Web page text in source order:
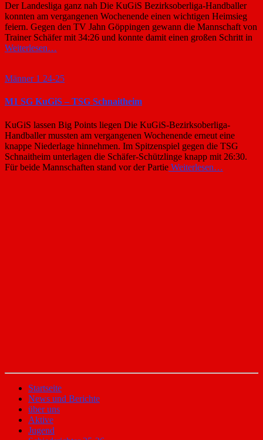
Der Landesliga ganz nah Die KuGiS Bezirksoberliga-Handballer
konnten am vergangenen Wochenende einen wichtigen Heimsieg
feiern. Gegen den TV Jahn Göppingen gewann die Mannschaft von
Trainer Schäfer mit 34:26 und konnte damit einen großen Schritt in
Weiterlesen…
Männer 1 24-25
M1 SG KuGiS – TSG Schnaitheim
KuGiS lassen Big Points liegen Die KuGiS-Bezirksoberliga-
Handballer mussten am vergangenen Wochenende erneut eine
knappe Niederlage hinnehmen. Im Spitzenspiel gegen die TSG
Schnaitheim unterlagen die Schäfer-Schützlinge knapp mit 26:30.
Für beide Mannschaften stand vor der Partie Weiterlesen…
Startseite
News und Berichte
über uns
Aktive
Jugend